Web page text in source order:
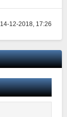
14-12-2018, 17:26